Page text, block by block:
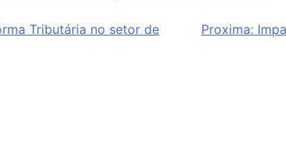
Tributária no setor de
Proxima: